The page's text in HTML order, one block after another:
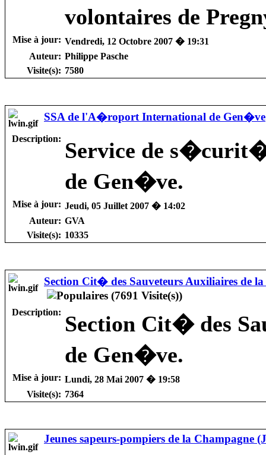
volontaires de
Mise à jour: Vendredi, 12 Octobre 2007 � 19:31
Auteur: Philippe Pasche
Visite(s): 7580
SSA de l'A�roport International de Gen�ve
Description: Service de
de Gen�ve.
Mise à jour: Jeudi, 05 Juillet 2007 � 14:02
Auteur: GVA
Visite(s): 10335
Section Cit� des Sauveteurs Auxiliaires de
Description: Section Cit� des
de Gen�ve.
Mise à jour: Lundi, 28 Mai 2007 � 19:58
Visite(s): 7364
Jeunes sapeurs-pompiers de la Champagne